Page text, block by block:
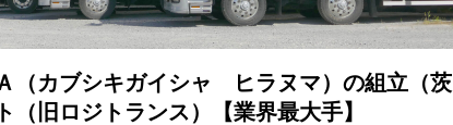
（カブシキガイシャ ヒラヌマ）の組立（茨
旧ロジトランス）【業界最大手】